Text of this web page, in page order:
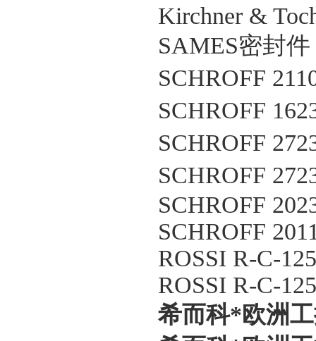
Kirchner &
SAMES密封
SCHROFF
SCHROFF
SCHROFF
SCHROFF
SCHROFF
SCHROFF
ROSSI R-C-
ROSSI R-C-
希而科*欧洲